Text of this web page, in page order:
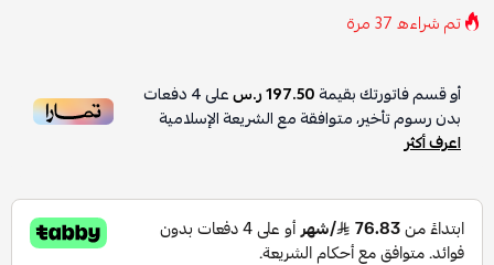
تم شراءه37مرة
أو قسم فاتورتك بقيمة197.50 ر.س على4دفعات
بدون رسوم تأخير، متوافقة مع الشريعة الإسلامية
اعرف أكثر